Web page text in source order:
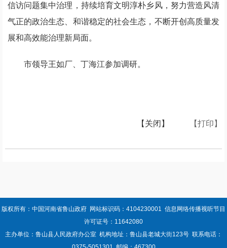
信访问题集中治理，持续培育文明淳朴乡风，努力营造风清
气正的政治生态、和谐稳定的社会生态，不断开创高质量发
展和高效能治理新局面。
市领导王如厂、丁海江参加调研。
【打印】
【关闭】
版权所有：中国河南省鲁山政府 网站标识码：4104230001 信息网络传播视听节目
许可证号：11642080
主办单位：鲁山县人民政府办公室 机构地址：鲁山县老城大街123号 联系电话：